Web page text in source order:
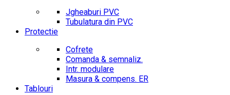
Jgheaburi PVC
Tubulatura din PVC
Protectie
Cofrete
Comanda & semnaliz.
Intr. modulare
Masura & compens. ER
Tablouri